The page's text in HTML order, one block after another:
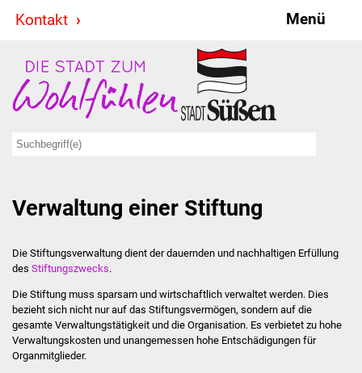
Kontakt Menü
Stadt & Politik
Bürgermeister
Ausschüsse
Ratsinformationssystem
Summerrockfestival
Verwaltung einer Stiftung
Die Stiftungsverwaltung dient der dauernden und nachhaltigen Erfüllung
des Stiftungszwecks.
Die Stiftung muss sparsam und wirtschaftlich verwaltet werden. Dies
bezieht sich nicht nur auf das Stiftungsvermögen, sondern auf die
gesamte Verwaltungstätigkeit und die Organisation. Es verbietet zu hohe
Verwaltungskosten und unangemessen hohe Entschädigungen für
Organmitglieder.